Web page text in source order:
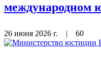
26 июня 2026 г. | 60